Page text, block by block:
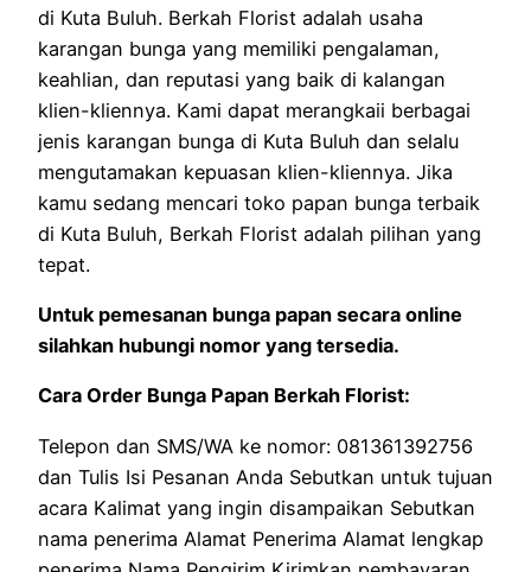
di Kuta Buluh. Berkah Florist adalah usaha
karangan bunga yang memiliki pengalaman,
keahlian, dan reputasi yang baik di kalangan
klien-kliennya. Kami dapat merangkaii berbagai
jenis karangan bunga di Kuta Buluh dan selalu
mengutamakan kepuasan klien-kliennya. Jika
kamu sedang mencari toko papan bunga terbaik
di Kuta Buluh, Berkah Florist adalah pilihan yang
tepat.
Untuk pemesanan bunga papan secara online
silahkan hubungi nomor yang tersedia.
Cara Order Bunga Papan Berkah Florist:
Telepon dan SMS/WA ke nomor: 081361392756
dan Tulis Isi Pesanan Anda Sebutkan untuk tujuan
acara Kalimat yang ingin disampaikan Sebutkan
nama penerima Alamat Penerima Alamat lengkap